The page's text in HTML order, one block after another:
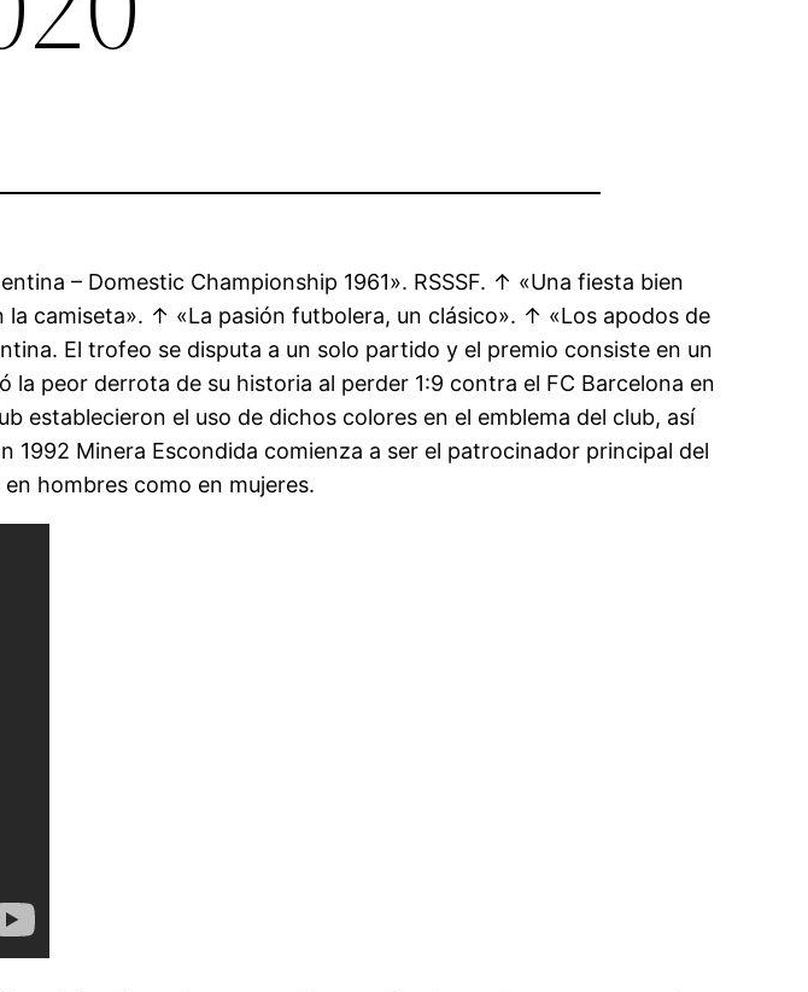
– Domestic Championship 1961». RSSSF. ↑ «Una fiesta bien
camiseta». ↑ «La pasión futbolera, un clásico». ↑ «Los apodos de
El trofeo se disputa a un solo partido y el premio consiste en un
peor derrota de su historia al perder 1:9 contra el FC Barcelona en
establecieron el uso de dichos colores en el emblema del club, así
1992 Minera Escondida comienza a ser el patrocinador principal del
hombres como en mujeres.